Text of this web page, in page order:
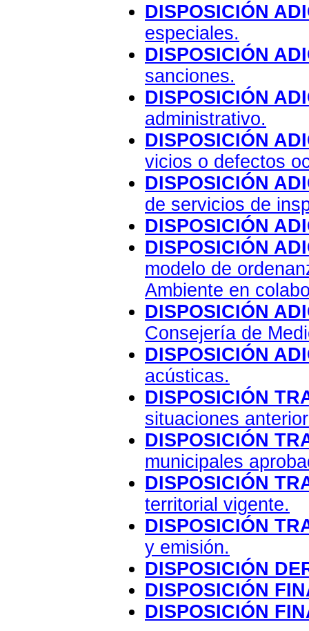
DISPOSICIÓN
especiales.
DISPOSICIÓN
sanciones.
DISPOSICIÓN
administrativo.
DISPOSICIÓN
vicios o defectos
DISPOSICIÓN
de servicios de
DISPOSICIÓN
DISPOSICIÓN
modelo de
Ambiente en
DISPOSICIÓN
Consejería de
DISPOSICIÓN
acústicas.
DISPOSICIÓN
situaciones
DISPOSICIÓN
municipales
DISPOSICIÓN
territorial vigente.
DISPOSICIÓN
y emisión.
DISPOSICIÓN
DISPOSICIÓN
DISPOSICIÓN